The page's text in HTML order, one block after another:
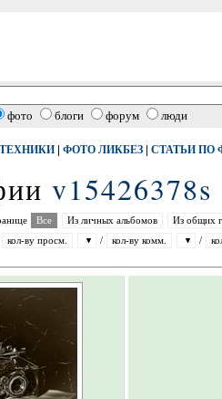
фото блоги форум люди
| ФОТО ЛИКБЕЗ | СТАТЬИ ПО
v15426378s
Все Из личных альбомов
Из общих
кол-ву просм. / кол-ву комм. /